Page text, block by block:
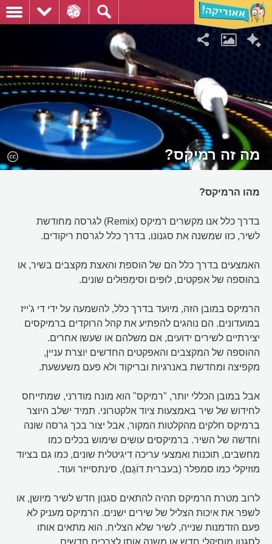
מה זה רמיקס?
מהו הרמיקס?
בדרך כלל אנו מקשרים רמיקס (Remix) לגרסה מחודשת
לשיר, כזו שמשנה את סגנונו, בדרך כלל לגרסת ריקודים.
האמצעים בדרך כלל הם של הוספת והאצת מקצבים בשיר, או
בהוספה של אפקטים, לוּפִּים וסימְפוּלים שונים.
הרמיקס במובן הזה, מיועד בדרך כלל, להשמעה על ידי די ג'ייז
במועדונים. הם נוהגים להפתיע את קהל הרוקדים ברמיקסים
יצירתיים לשירים ידועים, אם משלהם או שעשו אחרים.
ההוספה של המקצבים והאפקטים החדשים יוצרת עניין,
מקפיצה ומחדשת באנרגיות ובריקוד ולא פעם משעשעת.
אבל במובן הכללי יותר, "רמיקס" הוא מונח מודרני, שמתייחס
לחידוש של שיר באמצעות ציוד אלקטרוני. תמיד ישלב היוצר
ברמיקס חלקים מהקלטות המקור, אבל יצור בכך גרסה שונה
וחדשה של השיר. ברמיקסים עושים שימוש בכלים כמו
מחשבים, תוכנות ואמצעי עריכה דיגיטלית שונים, כמו גם בציוד
מוזיקלי כמו סמפלר (בעברית דוֹגֶם), סינתסייזר ועוד.
לרוב מטרת הרמיקס תהיה להתאים סגנון חדש לשיר מיושן, או
לשפר את איכות הצליל של שירים ישנים. הרמיקס מעניק לא
פעם הזדמנות שנייה, לשיר שלא הצליח. הוא מתאים אותו
לסגנון מוסיקלי חדש או משנה אותו לצרכים חדשים.